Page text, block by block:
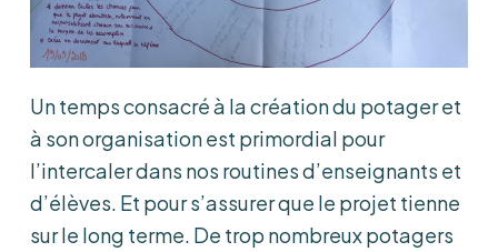
Un temps consacré à la création du potager et
à son organisation est primordial pour
l’intercaler dans nos routines d’enseignants et
d’élèves. Et pour s’assurer que le projet tienne
sur le long terme. De trop nombreux potagers